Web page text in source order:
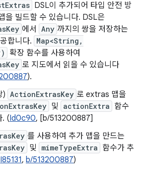
DSL이 추가되어 타입 안전 방
을 빌드할 수 있습니다. DSL은
에서 Any 까지의 쌍을 저장하는
합니다. Map<String,
확장 함수를 사용하여
로 지도에서 읽을 수 있습니다
).
) ActionExtrasKey 로 extras 맵을
및 actionExtra 함수
. (Id0c90, [b/513200887]
를 사용하여 추가 맵을 만드는
및 mimeTypeExtra 함수가 추
I85131, b/513200887)